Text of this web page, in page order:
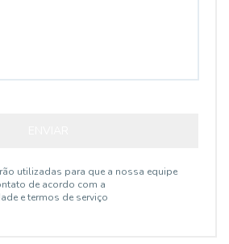
utilizadas para que a nossa equipe
de acordo com a
e termos de serviço